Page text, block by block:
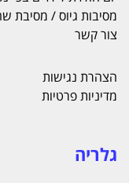
מסיבות גיוס / מסיבת
צור קשר
הצהרת נגישות
מדיניות פרטיות
גלריה